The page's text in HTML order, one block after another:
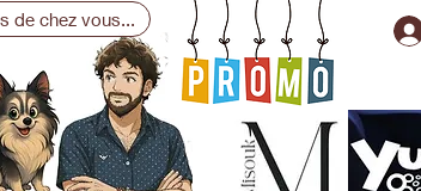
de chez vous...